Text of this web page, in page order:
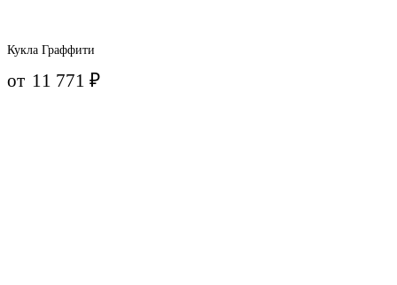
Кукла Граффити
от 11 771₽